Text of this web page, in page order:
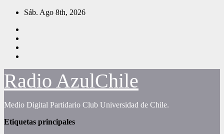
Saltar
contenido
Sáb. Ago 8th, 2026
Radio AzulChile
Medio Digital Partidario Club Universidad de Chile.
Etiquetas principales